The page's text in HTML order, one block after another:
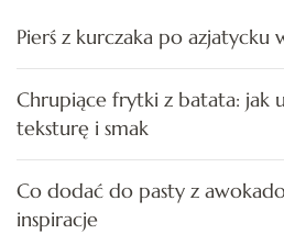
Pierś z kurczaka po azjatycku
Chrupiące frytki z batata: jak
teksturę i smak
Co dodać do pasty z
inspiracje